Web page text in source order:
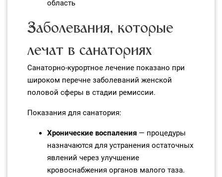
область
Заболевания, которые
лечат в санаториях
Санаторно‑курортное лечение показано при
широком перечне заболеваний женской
половой сферы в стадии ремиссии.
Показания для санатория:
Хронические воспаления — процедуры
назначаются для устранения остаточных
явлений через улучшение
кровоснабжения органов малого таза.